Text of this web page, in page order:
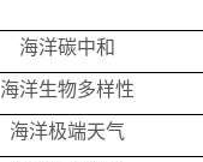
海洋碳中和
海洋生物多样性
海洋极端天气